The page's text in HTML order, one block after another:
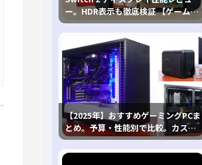
ー。HDR表示も徹底検証 【ゲームに
おけるHDRの未来を切り開く1台！】
【2025年】おすすめゲーミングPCま
とめ。予算・性能別で比較。カスタ
マイズ指南も